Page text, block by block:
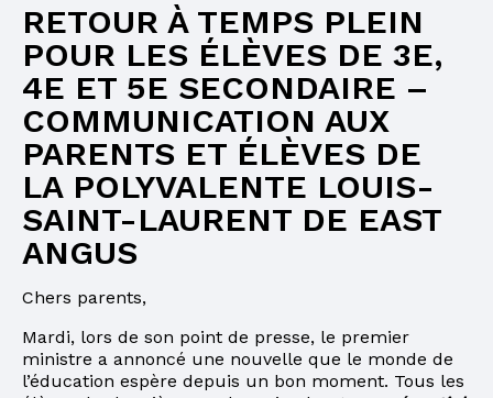
RETOUR À TEMPS PLEIN
POUR LES ÉLÈVES DE 3E,
4E ET 5E SECONDAIRE –
COMMUNICATION AUX
PARENTS ET ÉLÈVES DE
LA POLYVALENTE LOUIS-
SAINT-LAURENT DE EAST
ANGUS
Chers parents,
Mardi, lors de son point de presse, le premier
ministre a annoncé une nouvelle que le monde de
l’éducation espère depuis un bon moment. Tous les